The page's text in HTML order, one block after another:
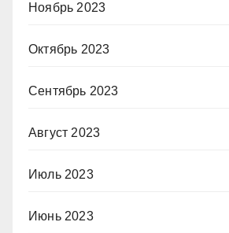
Ноябрь 2023
Октябрь 2023
Сентябрь 2023
Август 2023
Июль 2023
Июнь 2023